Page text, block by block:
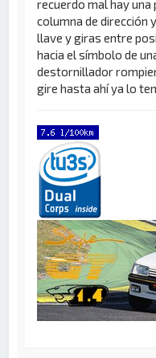
recuerdo mal hay una
columna de dirección
llave y giras entre
hacia el símbolo de
destornillador
gire hasta ahí ya lo